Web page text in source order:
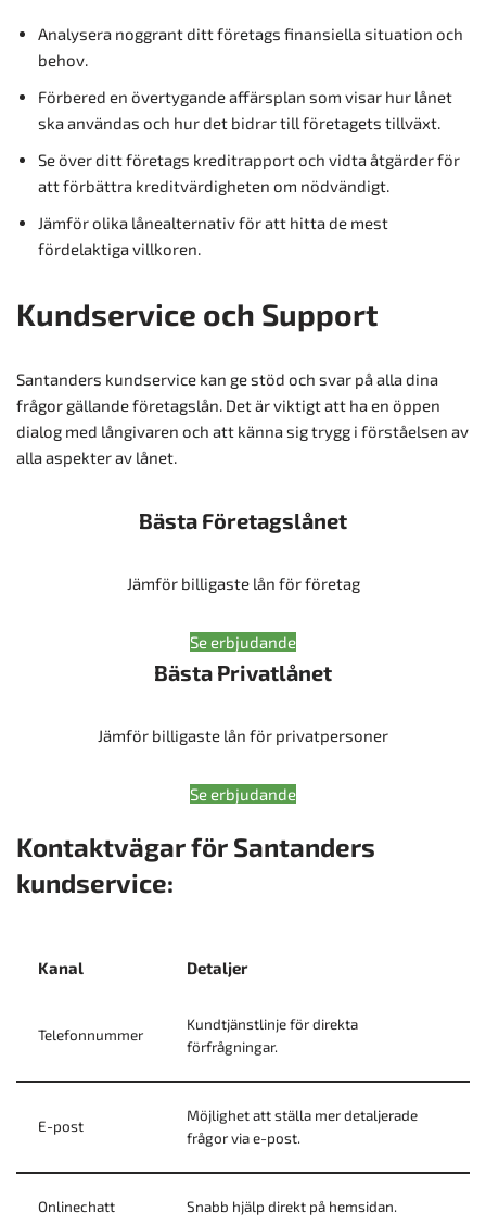
Analysera noggrant ditt företags finansiella situation och
behov.
Förbered en övertygande affärsplan som visar hur lånet
ska användas och hur det bidrar till företagets tillväxt.
Se över ditt företags kreditrapport och vidta åtgärder för
att förbättra kreditvärdigheten om nödvändigt.
Jämför olika lånealternativ för att hitta de mest
fördelaktiga villkoren.
Kundservice och Support
Santanders kundservice kan ge stöd och svar på alla dina
frågor gällande företagslån. Det är viktigt att ha en öppen
dialog med långivaren och att känna sig trygg i förståelsen av
alla aspekter av lånet.
Bästa Företagslånet
Jämför billigaste lån för företag
Se erbjudande
Bästa Privatlånet
Jämför billigaste lån för privatpersoner
Se erbjudande
Kontaktvägar för Santanders
kundservice:
Kanal Detaljer
Telefonnummer
Kundtjänstlinje för direkta
förfrågningar.
E-post
Möjlighet att ställa mer detaljerade
frågor via e-post.
Onlinechatt Snabb hjälp direkt på hemsidan.